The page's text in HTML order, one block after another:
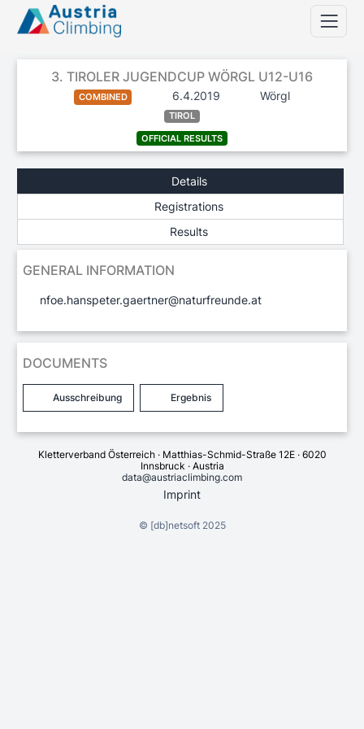
3. TIROLER JUGENDCUP WÖRGL U12-U16
COMBINED 6.4.2019 Wörgl
TIROL
OFFICIAL RESULTS
Details
Registrations
Results
GENERAL INFORMATION
nfoe.hanspeter.gaertner@naturfreunde.at
DOCUMENTS
Ausschreibung Ergebnis
Kletterverband Österreich · Matthias-Schmid-Straße 12E · 6020
Innsbruck · Austria
data@austriaclimbing.com
Imprint
© [db]netsoft2025